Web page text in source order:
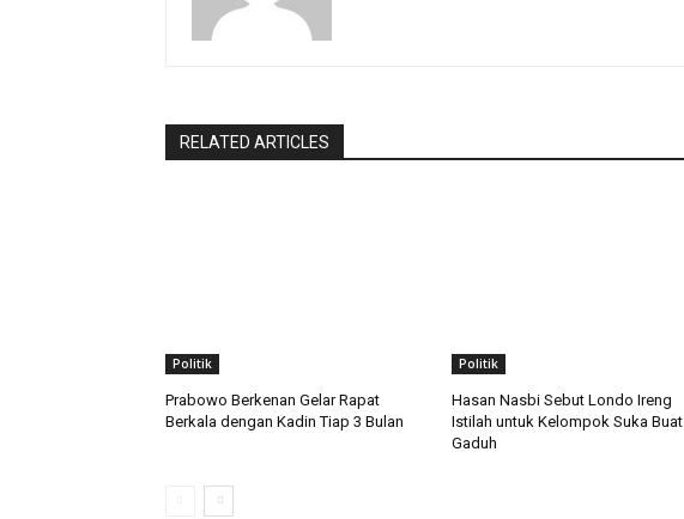
RELATED ARTICLES
Politik
Prabowo Berkenan Gelar Rapat
Berkala dengan Kadin Tiap 3 Bulan
Politik
Hasan Nasbi Sebut Londo Ireng
Istilah untuk Kelompok Suka Buat
Gaduh